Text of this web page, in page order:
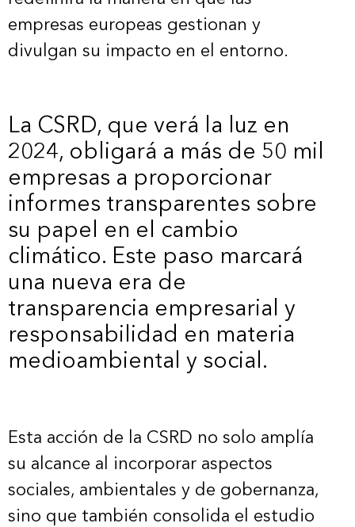
empresas europeas gestionan y
divulgan su impacto en el entorno.
La CSRD, que verá la luz en
2024, obligará a más de 50 mil
empresas a proporcionar
informes transparentes sobre
su papel en el cambio
climático. Este paso marcará
una nueva era de
transparencia empresarial y
responsabilidad en materia
medioambiental y social.
Esta acción de la CSRD no solo amplía
su alcance al incorporar aspectos
sociales, ambientales y de gobernanza,
sino que también consolida el estudio